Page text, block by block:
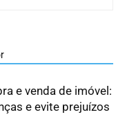
e venda de imóvel:
e evite prejuízos